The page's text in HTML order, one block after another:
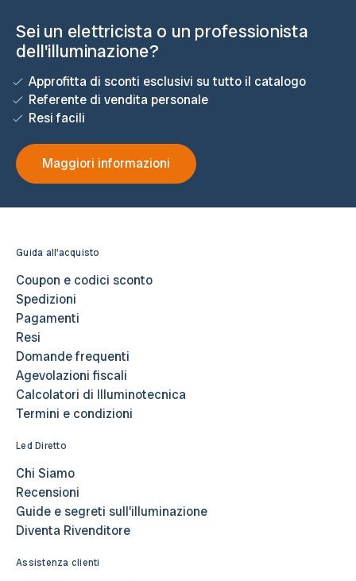
Sei un elettricista o un professionista
dell'illuminazione?
Approfitta di sconti esclusivi su tutto il catalogo
Referente di vendita personale
Resi facili
Maggiori informazioni
Guida all'acquisto
Coupon e codici sconto
Spedizioni
Pagamenti
Resi
Domande frequenti
Agevolazioni fiscali
Calcolatori di Illuminotecnica
Termini e condizioni
Led Diretto
Chi Siamo
Recensioni
Guide e segreti sull’illuminazione
Diventa Rivenditore
Assistenza clienti